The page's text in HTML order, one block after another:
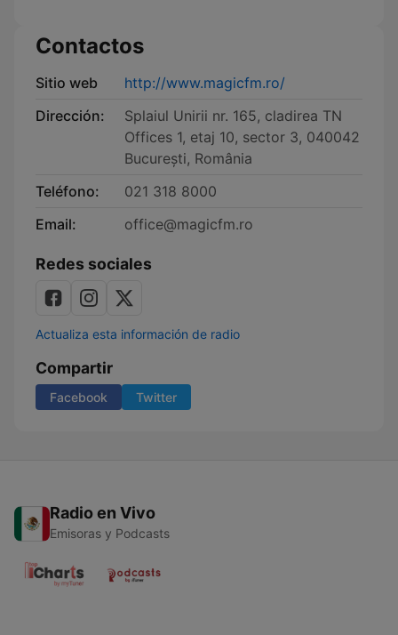
Contactos
Sitio web
http://www.magicfm.ro/
Dirección:
Splaiul Unirii nr. 165, cladirea TN
Offices 1, etaj 10, sector 3, 040042
București, România
Teléfono:
021 318 8000
Email:
office@magicfm.ro
Redes sociales
Actualiza esta información de radio
Compartir
Facebook Twitter
Radio en Vivo
Emisoras y Podcasts